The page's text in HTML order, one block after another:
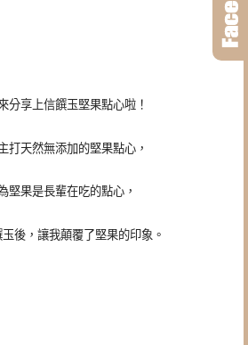
分享上信饌玉堅果點心啦！
打天然無添加的堅果點心，
堅果是長輩在吃的點心，
後，讓我顛覆了堅果的印象。